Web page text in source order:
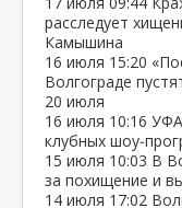
расследует
Камышина
16 июля 15:20
Волгограде
20 июля
16 июля 10:16
клубных
15 июля 10:03 В
за похищение и
14 июля 17:02